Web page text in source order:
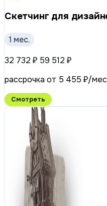
Скетчинг для
1 мес.
32 732 ₽ 59 512 ₽
рассрочка от 5 455 ₽/мес
Смотреть